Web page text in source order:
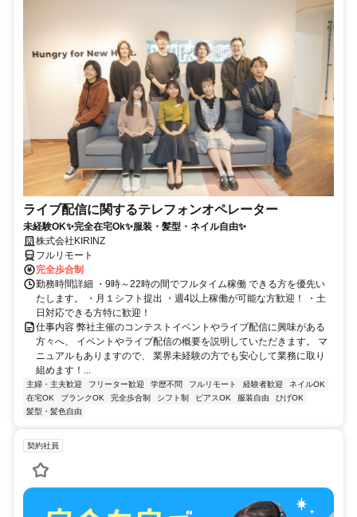
ライブ配信に関するテレフォンオペレーター
未経験OK✨完全在宅Ok✨服装・髪型・ネイル自由✨
株式会社KIRINZ
フルリモート
完全歩合制
勤務時間詳細 ・9時～22時の間でフルタイム稼働 できる方を優先い
たします。 ・月１シフト提出 ・週4以上稼働が可能な方歓迎！ ・土
日対応できる方特に歓迎！
仕事内容 弊社主催のコンテストイベントやライブ配信に興味がある
方々へ、 イベントやライブ配信の概要を説明していただきます。 マ
ニュアルもありますので、 業界未経験の方でも安心して業務に取り
組めます！...
主婦・主夫歓迎 フリーター歓迎 学歴不問 フルリモート 経験者歓迎
ネイルOK
在宅OK
ブランクOK 完全歩合制 シフト制 ピアスOK 服装自由
ひげOK
髪型・髪色自由
契約社員